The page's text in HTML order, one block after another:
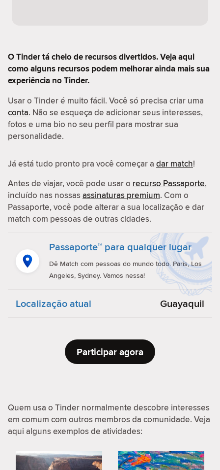
O Tinder tá cheio de recursos divertidos. Veja aqui
como alguns recursos podem melhorar ainda mais sua
experiência no Tinder.
Usar o Tinder é muito fácil. Você só precisa criar uma
conta. Não se esqueça de adicionar seus interesses,
fotos e uma bio no seu perfil para mostrar sua
personalidade.
Já está tudo pronto pra você começar a dar match!
Antes de viajar, você pode usar o recurso Passaporte,
incluído nas nossasassinaturas premium. Com o
Passaporte, você pode alterar a sua localização e dar
match com pessoas de outras cidades.
Passaporte™ para qualquer lugar
Dê Match com pessoas do mundo todo. Paris, Los
Angeles, Sydney. Vamos nessa!
Localização atual Guayaquil
Participar agora
Quem usa o Tinder normalmente descobre interesses
em comum com outros membros da comunidade. Veja
aqui alguns exemplos de atividades: